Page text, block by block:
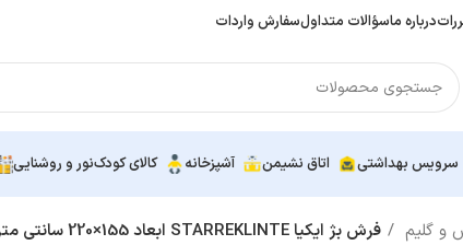
درباره ماسؤالات متداولسفارش واردات
سرویس بهداشتی اتاق نشیمن آشپزخانه کالای کودکنور و روشنایی
و گلیم فرش بژ ایکیا STARREKLINTE ابعاد 155×220 سانتی متر